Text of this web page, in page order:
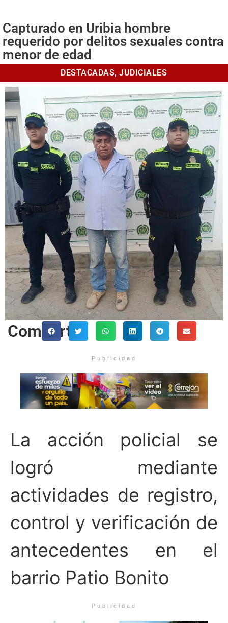
Capturado en Uribia hombre
requerido por delitos sexuales contra
menor de edad
DESTACADAS, JUDICIALES
Comparte
Publicidad
La acción policial se
logró mediante
actividades de registro,
control y verificación de
antecedentes en el
barrio Patio Bonito
Publicidad